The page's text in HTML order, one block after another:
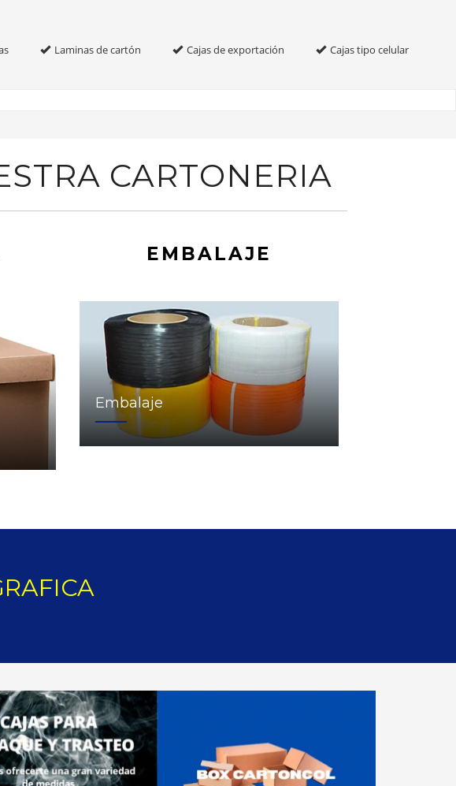
Laminas de cartón Cajas de exportación
Cajas tipo celular
CARTONERIA
EMBALAJE
Embalaje